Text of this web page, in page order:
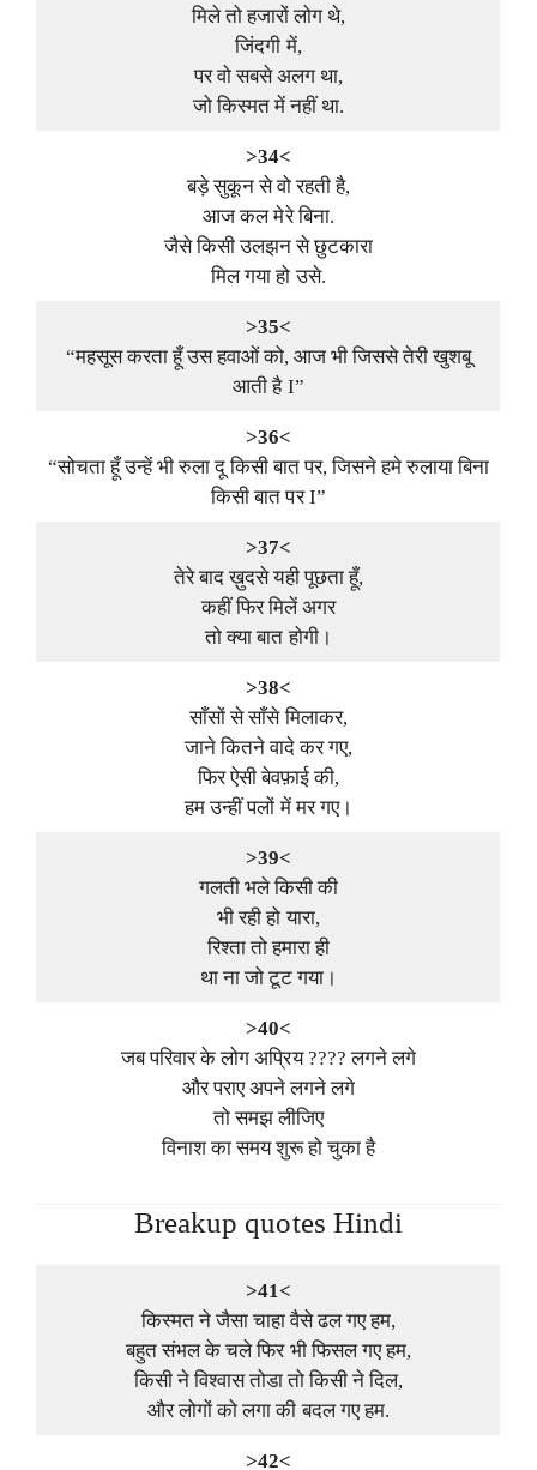
मिले तो हजारों लोग थे,
जिंदगी में,
पर वो सबसे अलग था,
जो किस्मत में नहीं था.
>34<
बड़े सुकून से वो रहती है,
आज कल मेरे बिना.
जैसे किसी उलझन से छुटकारा
मिल गया हो उसे.
>35<
“महसूस करता हूँ उस हवाओं को, आज भी जिससे तेरी खुशबू
आती है I”
>36<
“सोचता हूँ उन्हें भी रुला दू किसी बात पर, जिसने हमे रुलाया बिना
किसी बात पर I”
>37<
तेरे बाद ख़ुदसे यही पूछता हूँ,
कहीं फिर मिलें अगर
तो क्या बात होगी।
>38<
साँसों से साँसे मिलाकर,
जाने कितने वादे कर गए,
फिर ऐसी बेवफ़ाई की,
हम उन्हीं पलों में मर गए।
>39<
गलती भले किसी की
भी रही हो यारा,
रिश्ता तो हमारा ही
था ना जो टूट गया।
>40<
जब परिवार के लोग अप्रिय ???? लगने लगे
और पराए अपने लगने लगे
तो समझ लीजिए
विनाश का समय शुरू हो चुका है
Breakup quotes Hindi
>41<
किस्मत ने जैसा चाहा वैसे ढल गए हम,
बहुत संभल के चले फिर भी फिसल गए हम,
किसी ने विश्वास तोडा तो किसी ने दिल,
और लोगों को लगा की बदल गए हम.
>42<